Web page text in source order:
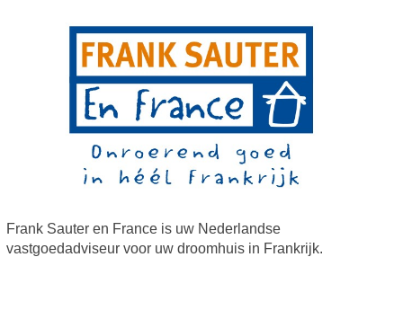
Frank Sauter en France is uw Nederlandse
vastgoedadviseur voor uw droomhuis in Frankrijk.